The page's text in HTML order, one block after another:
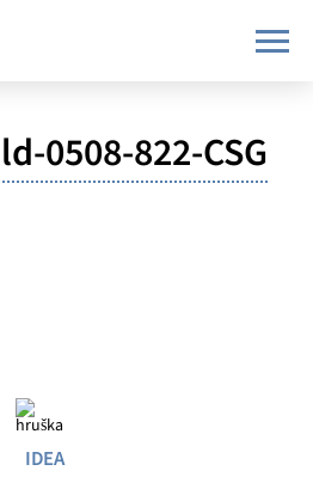
0508-822-CSG
IDEA